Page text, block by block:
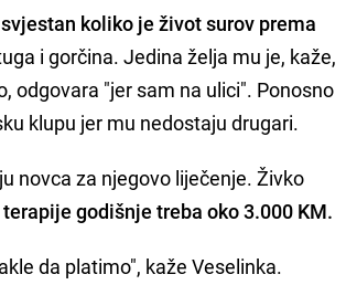
koliko je život surov prema
i gorčina. Jedina želja mu je, kaže,
odgovara "jer sam na ulici". Ponosno
klupu jer mu nedostaju drugari.
novca za njegovo liječenje. Živko
terapije godišnje treba oko 3.000 KM.
da platimo", kaže Veselinka.